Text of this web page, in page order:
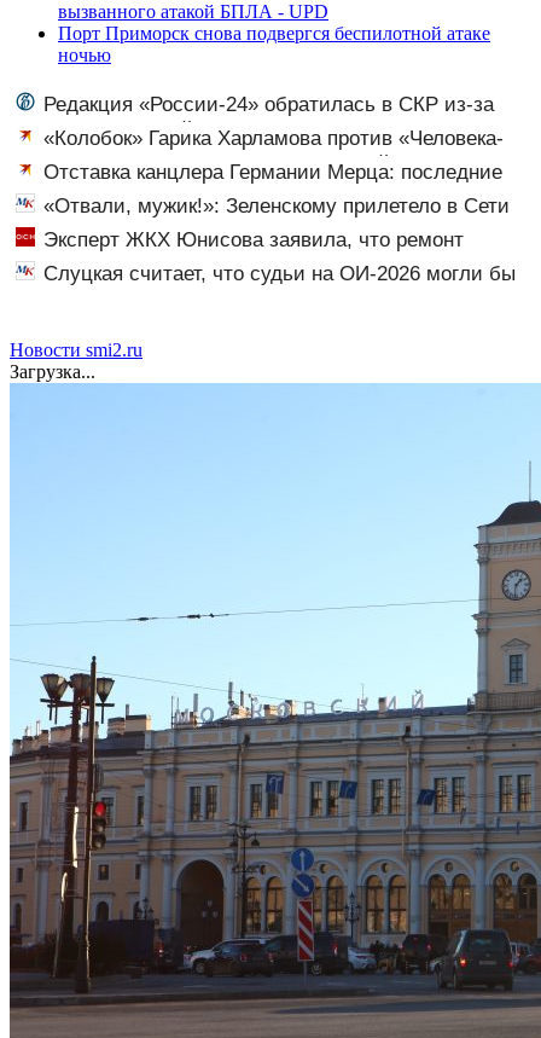
вызванного атакой БПЛА - UPD
Порт Приморск снова подвергся беспилотной атаке
ночью
Редакция «России-24» обратилась в СКР из-за
травли съемочной группы «Колобка»
«Колобок» Гарика Харламова против «Человека-
паука»: В сети разгорелся грандиозный скандал — а
картина уже собрала почти 100 млн рублей
Отставка канцлера Германии Мерца: последние
новости на 7 августа 2026 и прогнозы
«Отвали, мужик!»: Зеленскому прилетело в Сети
из-за визита в Сербию
Эксперт ЖКХ Юнисова заявила, что ремонт
больше не будет котловым
Слуцкая считает, что судьи на ОИ-2026 могли бы
Новости smi2.ru
Загрузка...